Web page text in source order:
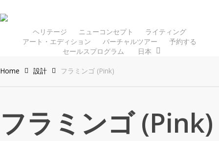
to
content
ヘリテージ ニューコンセプト
ライティング
アート・エディション
バーチャルツアー
予約する
セールスプログラム
日本
Home 設計 フラミンゴ (Pink)
フラミンゴ (Pink)